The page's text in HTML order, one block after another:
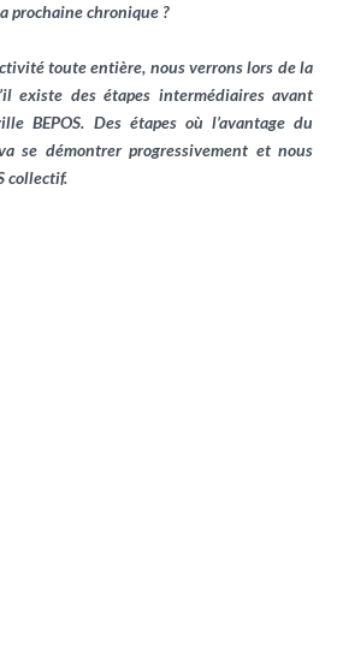
prochaine chronique ?
toute entière, nous verrons lors de la
existe des étapes intermédiaires avant
BEPOS. Des étapes où l’avantage du
se démontrer progressivement et nous
collectif.